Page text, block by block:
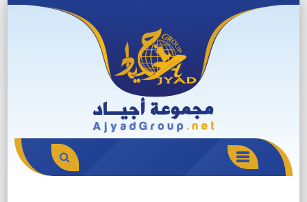
Skip
MENU